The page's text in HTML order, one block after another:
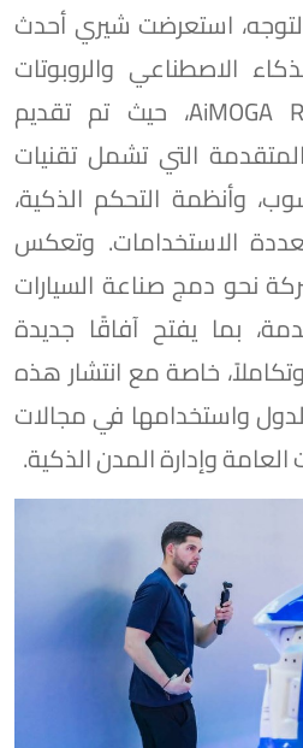
استعرضت شيري أحدث
الاصطناعي والروبوتات
بالتعاون مع AiMOGA Robotics، حيث تم تقديم
التي تشمل تقنيات
وأنظمة التحكم الذكية،
الاستخدامات. وتعكس
نحو دمج صناعة السيارات
بما يفتح آفاقًا جديدة
خاصة مع انتشار هذه
واستخدامها في مجالات
وإدارة المدن الذكية.